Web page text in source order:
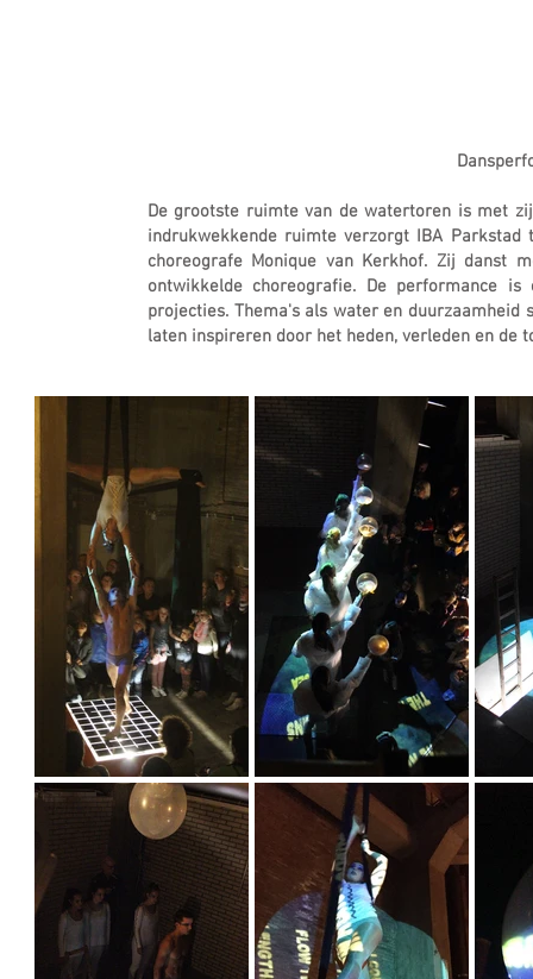
De grootste ruimte van de watertoren is met
indrukwekkende ruimte verzorgt IBA Parkstad
choreografe Monique van Kerkhof. Zij danst
ontwikkelde choreografie. De performance
projecties. Thema's als water en
laten inspireren door het heden, verleden en